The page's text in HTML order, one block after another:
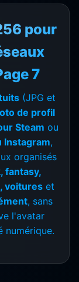
pour
7
(JPG et
de profil
Steam ou
Instagram,
organisés
fantasy,
voitureset
, sans
l'avatar
numérique.